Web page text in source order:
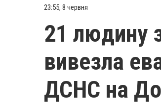
23:55, 8 червня
21 людину
вивезла
ДСНС на